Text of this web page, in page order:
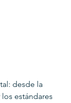
desde la
estándares